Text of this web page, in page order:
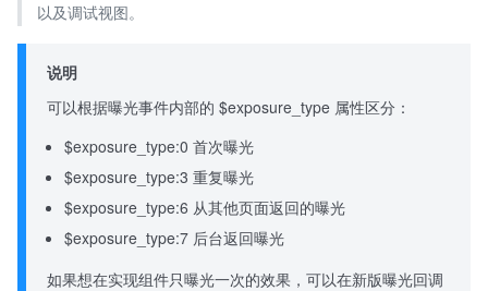
以及调试视图。
说明
可以根据曝光事件内部的 $exposure_type 属性区分：
$exposure_type:0 首次曝光
$exposure_type:3 重复曝光
$exposure_type:6 从其他页面返回的曝光
$exposure_type:7 后台返回曝光
如果想在实现组件只曝光一次的效果，可以在新版曝光回调